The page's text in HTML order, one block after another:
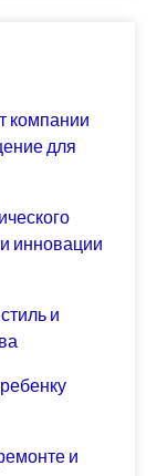
компании
для
инновации
и
и